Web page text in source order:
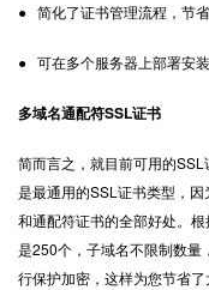
● 简化了证书管理流程，节
● 可在多个服务器上部署安装
多域名通配符SSL证书
简而言之，就目前可用的
是最通用的SSL证书类型，
和通配符证书的全部好处。
是250个，子域名不限制数量
行保护加密，这样为您节省